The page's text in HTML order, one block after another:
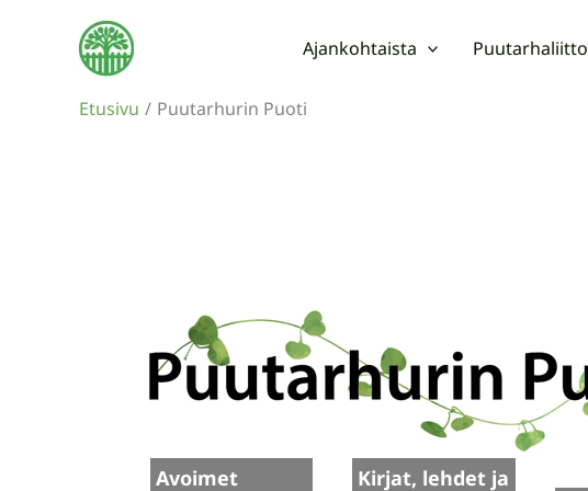
Ajankohtaista Puutarhaliitto
Etusivu Puutarhurin Puoti
Avoimet
Kirjat, lehdet ja